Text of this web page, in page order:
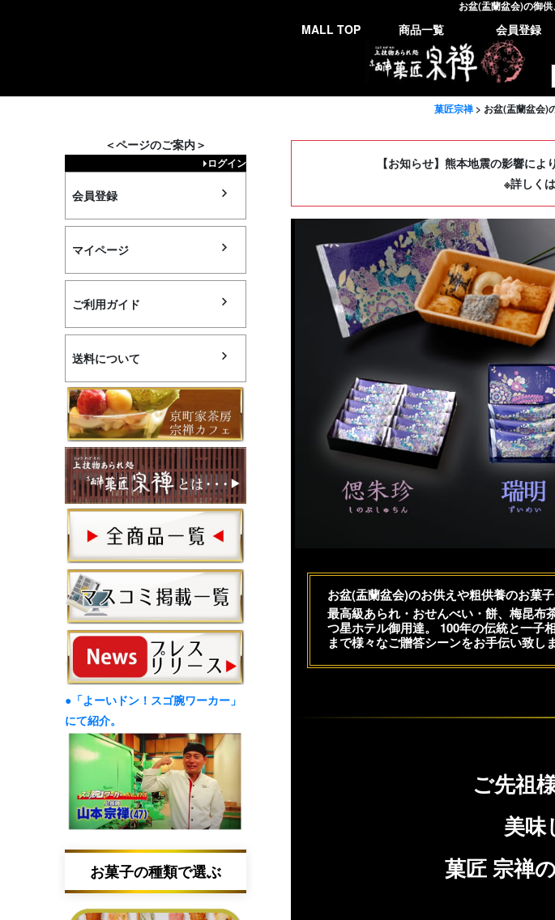
お盆(盂蘭盆会)の御
MALL TOP 商品一覧 会員登録
菓匠宗禅 お盆(盂蘭盆会)
＜ページのご案内＞
ログイン
会員登録
マイページ
ご利用ガイド
送料について
●「よーいドン！スゴ腕ワーカー」
にて紹介。
お菓子の種類で選ぶ
【お知らせ】熊本地震の影響に
※詳しく
お盆(盂蘭盆会)のお供えや粗供養のお菓
最高級あられ・おせんべい・餅、梅昆布
つ星ホテル御用達。 100年の伝統と一子
まで様々なご贈答シーンをお手伝い致し
ご先祖
美味
菓匠 宗禅